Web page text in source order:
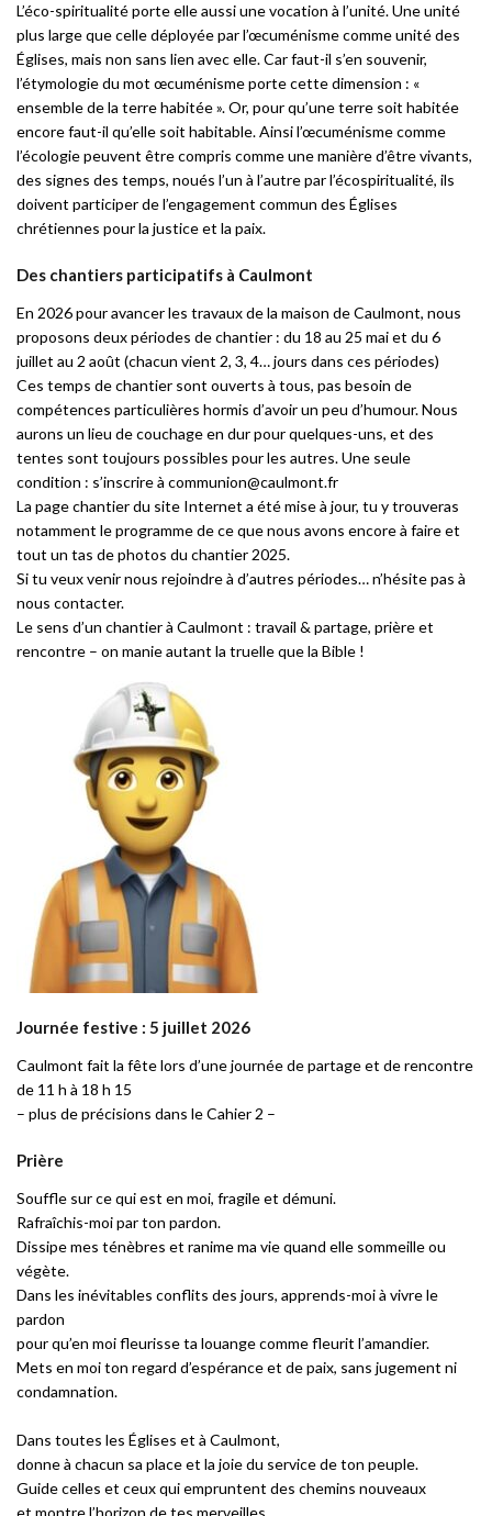
L’éco-spiritualité porte elle aussi une vocation à l’unité. Une unité
plus large que celle déployée par l’œcuménisme comme unité des
Églises, mais non sans lien avec elle. Car faut-il s’en souvenir,
l’étymologie du mot œcuménisme porte cette dimension : «
ensemble de la terre habitée ». Or, pour qu’une terre soit habitée
encore faut-il qu’elle soit habitable. Ainsi l’œcuménisme comme
l’écologie peuvent être compris comme une manière d’être vivants,
des signes des temps, noués l’un à l’autre par l’écospiritualité, ils
doivent participer de l’engagement commun des Églises
chrétiennes pour la justice et la paix.
Des chantiers participatifs à Caulmont
En 2026 pour avancer les travaux de la maison de Caulmont, nous
proposons deux périodes de chantier : du 18 au 25 mai et du 6
juillet au 2 août (chacun vient 2, 3, 4… jours dans ces périodes)
Ces temps de chantier sont ouverts à tous, pas besoin de
compétences particulières hormis d’avoir un peu d’humour. Nous
aurons un lieu de couchage en dur pour quelques-uns, et des
tentes sont toujours possibles pour les autres. Une seule
condition : s’inscrire à communion@caulmont.fr
La page chantier du site Internet a été mise à jour, tu y trouveras
notamment le programme de ce que nous avons encore à faire et
tout un tas de photos du chantier 2025.
Si tu veux venir nous rejoindre à d’autres périodes… n’hésite pas à
nous contacter.
Le sens d’un chantier à Caulmont : travail & partage, prière et
rencontre – on manie autant la truelle que la Bible !
Journée festive : 5 juillet 2026
Caulmont fait la fête lors d’une journée de partage et de rencontre
de 11 h à 18 h 15
– plus de précisions dans le Cahier 2 –
Prière
Souffle sur ce qui est en moi, fragile et démuni.
Rafraîchis-moi par ton pardon.
Dissipe mes ténèbres et ranime ma vie quand elle sommeille ou
végète.
Dans les inévitables conflits des jours, apprends-moi à vivre le
pardon
pour qu’en moi fleurisse ta louange comme fleurit l’amandier.
Mets en moi ton regard d’espérance et de paix, sans jugement ni
condamnation.
Dans toutes les Églises et à Caulmont,
donne à chacun sa place et la joie du service de ton peuple.
Guide celles et ceux qui empruntent des chemins nouveaux
et montre l’horizon de tes merveilles